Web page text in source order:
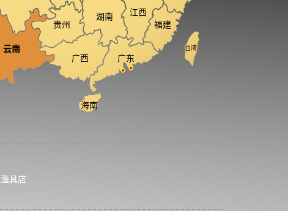
广东
广西
海南
云南
贵州
台湾
福建
湖南
江西
具店